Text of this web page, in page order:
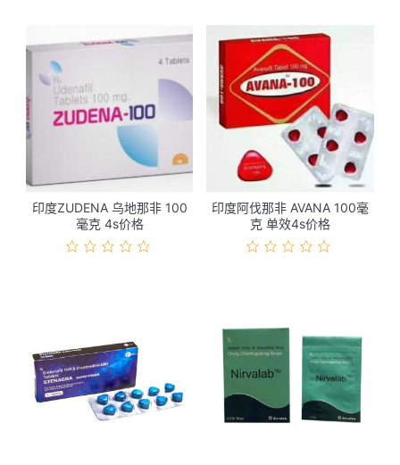
印度ZUDENA 乌地那非 100
毫克 4s价格
印度阿伐那非 AVANA 100毫
克 单效4s价格